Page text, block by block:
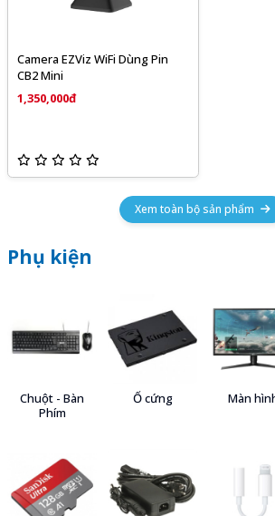
Camera EZViz WiFi Dùng Pin
CB2 Mini
1,350,000đ
Xem toàn bộ sản phẩm
Phụ kiện
Chuột - Bàn
Phím
Ổ cứng Màn